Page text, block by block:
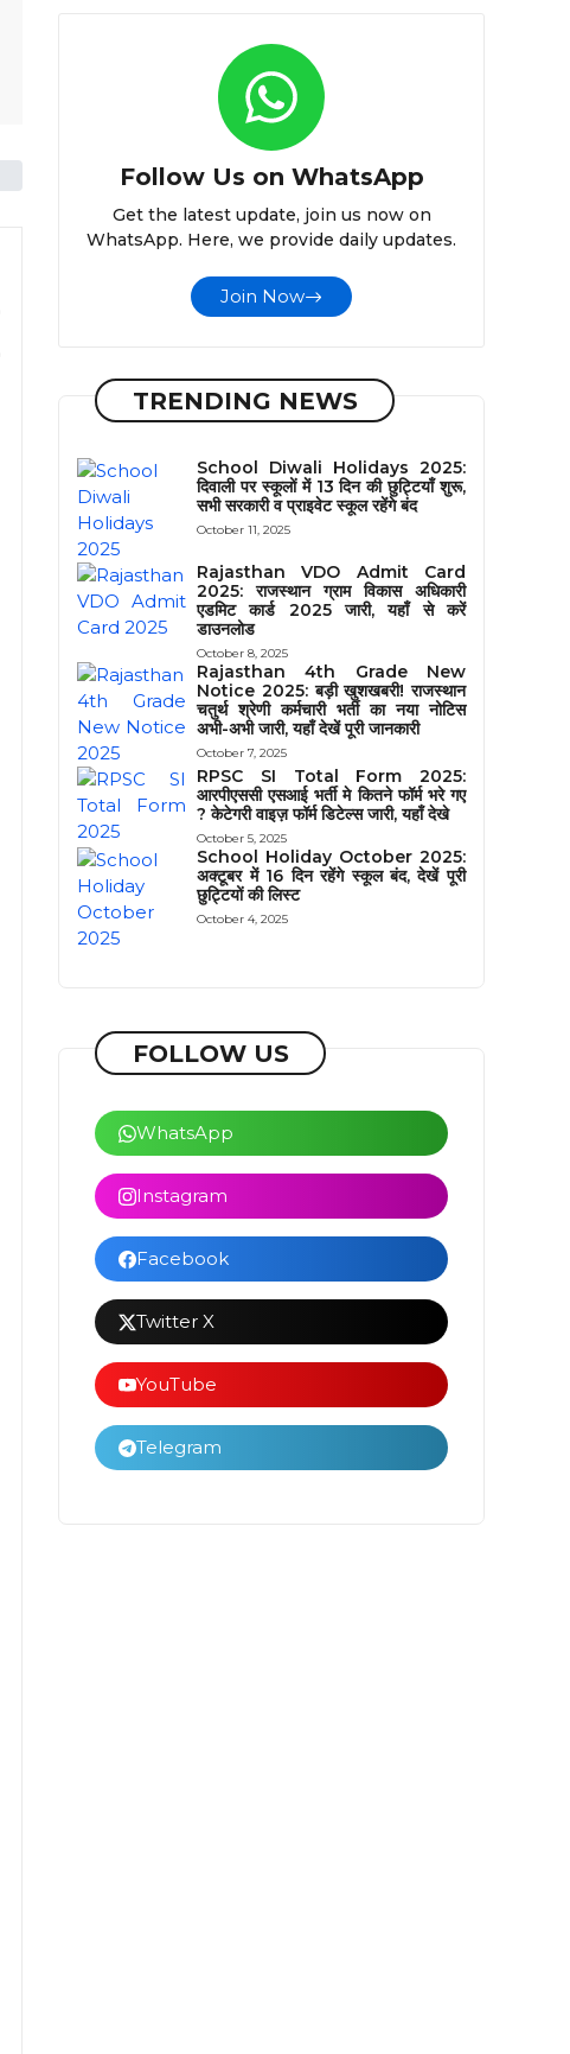
Follow Us on WhatsApp
Get the latest update, join us now on
WhatsApp. Here, we provide daily updates.
Join Now
TRENDING NEWS
School Diwali Holidays 2025:
दिवाली पर स्कूलों में 13 दिन की छुट्टियाँ शुरू,
सभी सरकारी व प्राइवेट स्कूल रहेंगे बंद
October 11, 2025
Rajasthan VDO Admit Card
2025: राजस्थान ग्राम विकास अधिकारी
एडमिट कार्ड 2025 जारी, यहाँ से करें
डाउनलोड
October 8, 2025
Rajasthan 4th Grade New
Notice 2025: बड़ी खुशखबरी! राजस्थान
चतुर्थ श्रेणी कर्मचारी भर्ती का नया नोटिस
अभी-अभी जारी, यहाँ देखें पूरी जानकारी
October 7, 2025
RPSC SI Total Form 2025:
आरपीएससी एसआई भर्ती मे कितने फॉर्म भरे गए
? केटेगरी वाइज़ फॉर्म डिटेल्स जारी, यहाँ देखे
October 5, 2025
School Holiday October 2025:
अक्टूबर में 16 दिन रहेंगे स्कूल बंद, देखें पूरी
छुट्टियों की लिस्ट
October 4, 2025
FOLLOW US
WhatsApp
Instagram
Facebook
Twitter X
YouTube
Telegram